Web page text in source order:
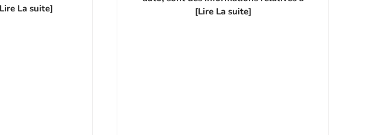
La suite]
[Lire La suite]